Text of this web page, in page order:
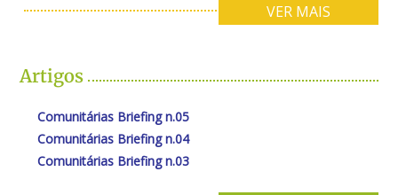
VER MAIS
Artigos
Comunitárias Briefing n.05
Comunitárias Briefing n.04
Comunitárias Briefing n.03